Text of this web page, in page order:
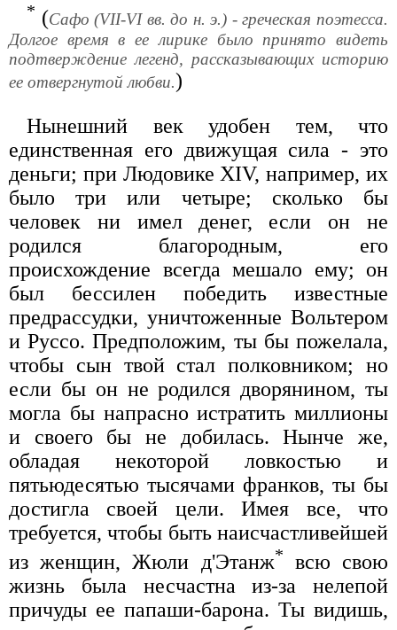
* (Сафо (VII-VI вв. до н. э.) - греческая поэтесса.
Долгое время в ее лирике было принято видеть
подтверждение легенд, рассказывающих историю
ее отвергнутой любви.)
Нынешний век удобен тем, что
единственная его движущая сила - это
деньги; при Людовике XIV, например, их
было три или четыре; сколько бы
человек ни имел денег, если он не
родился благородным, его
происхождение всегда мешало ему; он
был бессилен победить известные
предрассудки, уничтоженные Вольтером
и Руссо. Предположим, ты бы пожелала,
чтобы сын твой стал полковником; но
если бы он не родился дворянином, ты
могла бы напрасно истратить миллионы
и своего бы не добилась. Нынче же,
обладая некоторой ловкостью и
пятьюдесятью тысячами франков, ты бы
достигла своей цели. Имея все, что
требуется, чтобы быть наисчастливейшей
из женщин, Жюли д'Этанж*
всю свою
жизнь была несчастна из-за нелепой
причуды ее папаши-барона. Ты видишь,